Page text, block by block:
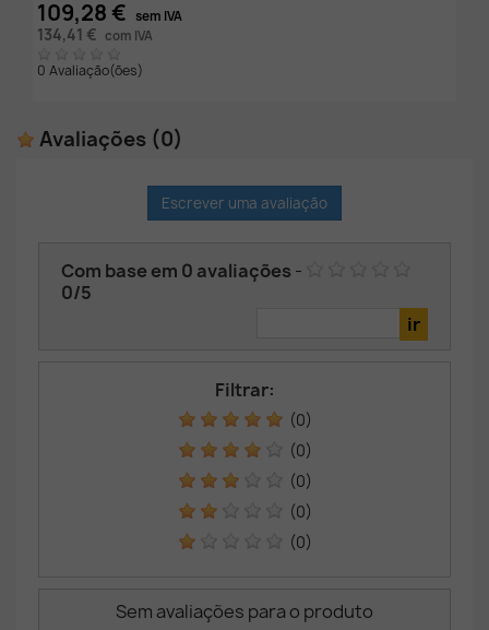
109,28 € sem IVA
134,41 € com IVA
0 Avaliação(ões)
Avaliações (0)
Escrever uma avaliação
Com base em 0 avaliações -
0/5
Filtrar:
(0)
(0)
(0)
(0)
(0)
Sem avaliações para o produto